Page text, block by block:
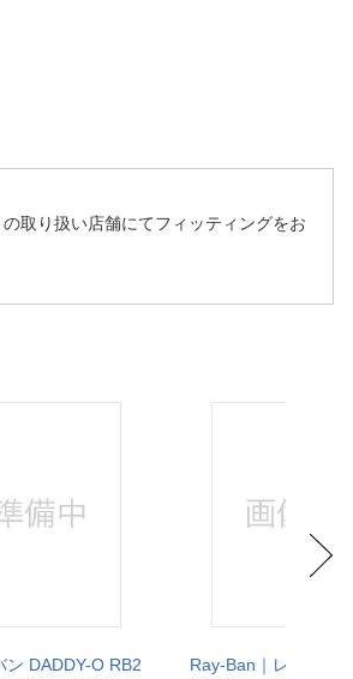
取り扱い店舗にてフィッティングをお
ン DADDY-O RB2
Ray-Ban｜レイバン